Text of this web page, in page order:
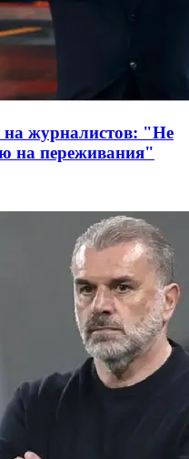
на журналистов: "Не
на переживания"